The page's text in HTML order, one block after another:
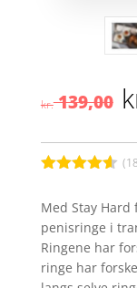
kr.139,00
ud af 5
baseret
på
kundebedø
mmelser
(18
Med Stay
penisringe i
Ringene har
ringe har